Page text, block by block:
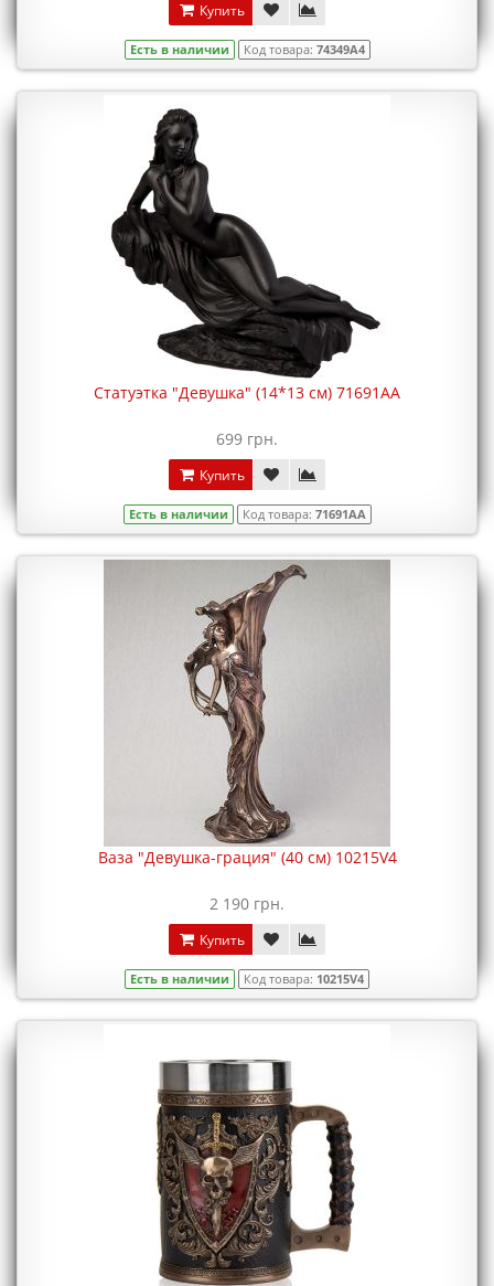
Купить
Есть в наличии Код товара: 74349A4
Статуэтка "Девушка" (14*13 см) 71691AA
699 грн.
Купить
Есть в наличии Код товара: 71691AA
Ваза "Девушка-грация" (40 см) 10215V4
2 190 грн.
Купить
Есть в наличии Код товара: 10215V4